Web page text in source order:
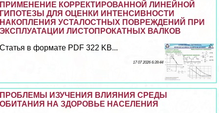
ПРИМЕНЕНИЕ КОРРЕКТИРОВАННОЙ ЛИНЕЙНОЙ
ГИПОТЕЗЫ ДЛЯ ОЦЕНКИ ИНТЕНСИВНОСТИ
НАКОПЛЕНИЯ УСТАЛОСТНЫХ ПОВРЕЖДЕНИЙ ПРИ
ЭКСПЛУАТАЦИИ ЛИСТОПРОКАТНЫХ ВАЛКОВ
Статья в формате PDF 322 KB...
17 07 2026 6:39:44
ПРОБЛЕМЫ ИЗУЧЕНИЯ ВЛИЯНИЯ СРЕДЫ
ОБИТАНИЯ НА ЗДОРОВЬЕ НАСЕЛЕНИЯ